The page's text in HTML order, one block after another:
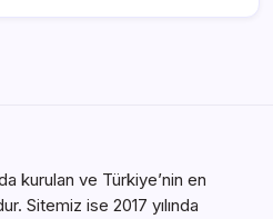
kurulan ve Türkiye’nin en
Sitemiz ise 2017 yılında